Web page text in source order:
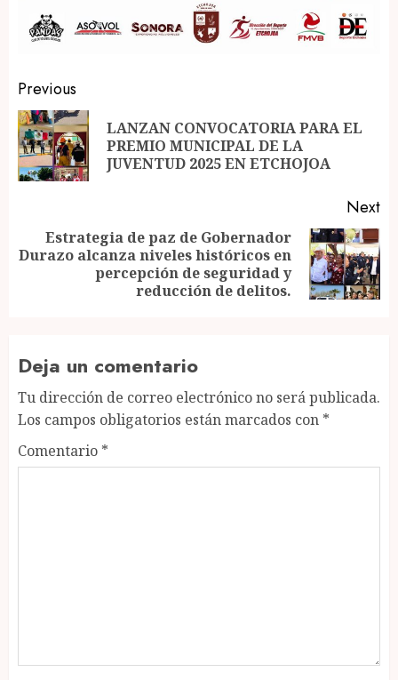
Post
navigation
Previous
LANZAN CONVOCATORIA PARA EL
PREMIO MUNICIPAL DE LA
JUVENTUD 2025 EN ETCHOJOA
Next
Next
Estrategia de paz de Gobernador
Durazo alcanza niveles históricos en
percepción de seguridad y
reducción de delitos.
Deja un comentario
Tu dirección de correo electrónico no será publicada.
Los campos obligatorios están marcados con *
Comentario *